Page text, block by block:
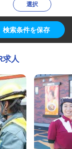
選択
検索条件を保存
求人